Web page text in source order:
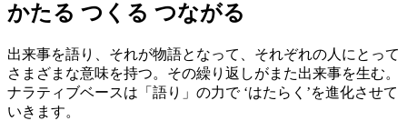
かたる つくる つながる
出来事を語り、それが物語となって、それぞれの人にとって
さまざまな意味を持つ。その繰り返しがまた出来事を生む。
ナラティブベースは「語り」の力で ‘はたらく’を進化させて
いきます。